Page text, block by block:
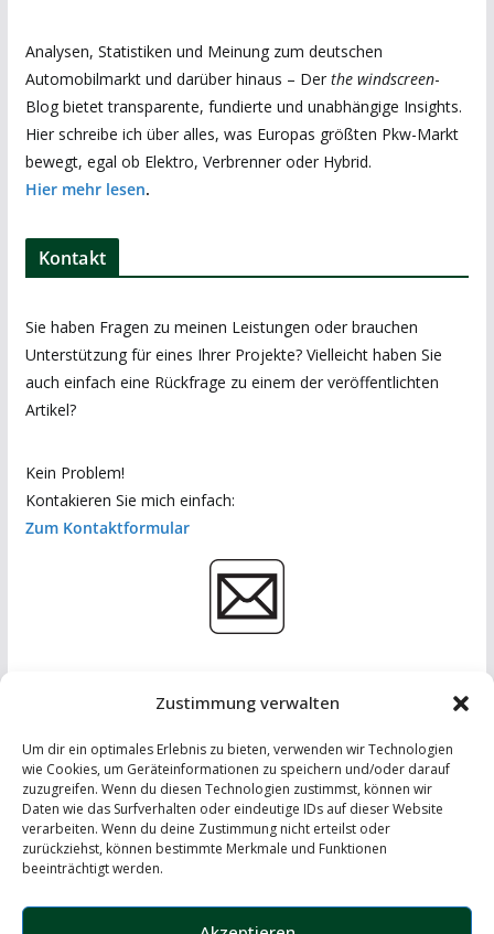
Zustimmung verwalten
Um dir ein optimales Erlebnis zu bieten, verwenden wir Technologien
wie Cookies, um Geräteinformationen zu speichern und/oder darauf
zuzugreifen. Wenn du diesen Technologien zustimmst, können wir
Daten wie das Surfverhalten oder eindeutige IDs auf dieser Website
verarbeiten. Wenn du deine Zustimmung nicht erteilst oder
zurückziehst, können bestimmte Merkmale und Funktionen
beeinträchtigt werden.
Analysen, Statistiken und Meinung zum deutschen
Automobilmarkt und darüber hinaus – Der the windscreen-
Blog bietet transparente, fundierte und unabhängige Insights.
Hier schreibe ich über alles, was Europas größten Pkw-Markt
bewegt, egal ob Elektro, Verbrenner oder Hybrid.
Hier mehr lesen.
Kontakt
Sie haben Fragen zu meinen Leistungen oder brauchen
Unterstützung für eines Ihrer Projekte? Vielleicht haben Sie
auch einfach eine Rückfrage zu einem der veröffentlichten
Artikel?
Kein Problem!
Kontakieren Sie mich einfach:
Zum Kontaktformular
IMPRESSUM-DATENSCHUTZERKLÄRUNG- KONTAKT
LinkedIn
Instagram